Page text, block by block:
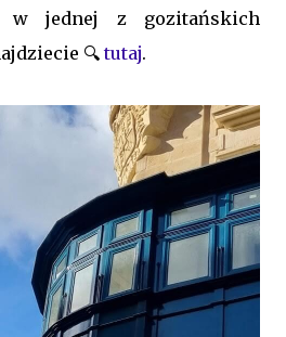
jednej z gozitańskich
🔍tutaj.